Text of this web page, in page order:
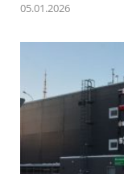
05.01.2026